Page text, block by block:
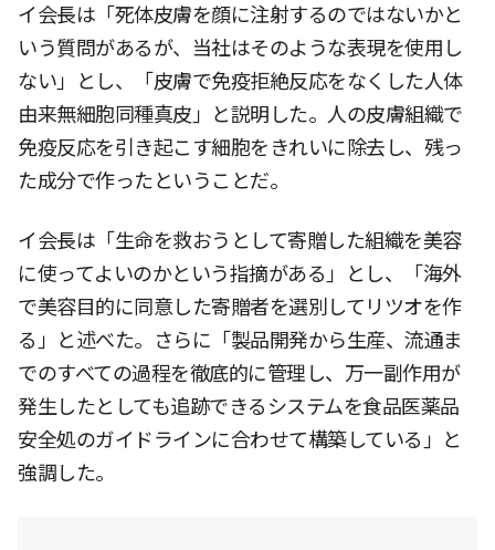
イ会長は「死体皮膚を顔に注射するのではないかと
いう質問があるが、当社はそのような表現を使用し
ない」とし、「皮膚で免疫拒絶反応をなくした人体
由来無細胞同種真皮」と説明した。人の皮膚組織で
免疫反応を引き起こす細胞をきれいに除去し、残っ
た成分で作ったということだ。
イ会長は「生命を救おうとして寄贈した組織を美容
に使ってよいのかという指摘がある」とし、「海外
で美容目的に同意した寄贈者を選別してリツオを作
る」と述べた。さらに「製品開発から生産、流通ま
でのすべての過程を徹底的に管理し、万一副作用が
発生したとしても追跡できるシステムを食品医薬品
安全処のガイドラインに合わせて構築している」と
強調した。